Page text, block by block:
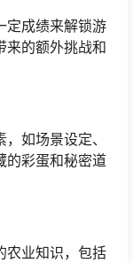
定成绩来解锁游
来的额外挑战和
如场景设定、
的彩蛋和秘密道
农业知识，包括